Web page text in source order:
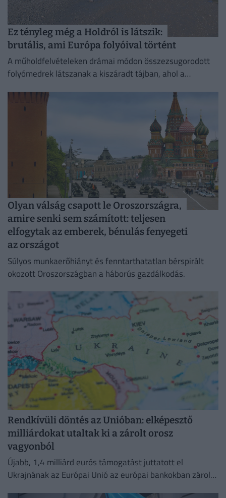
Ez tényleg még a Holdról is látszik:
brutális, ami Európa folyóival történt
A műholdfelvételeken drámai módon összezsugorodott
folyómedrek látszanak a kiszáradt tájban, ahol a
felszín alatti homokpadokat tárt fel.
Olyan válság csapott le Oroszországra,
amire senki sem számított: teljesen
elfogytak az emberek, bénulás fenyegeti
az országot
Súlyos munkaerőhiányt és fenntarthatatlan bérspirált
okozott Oroszországban a háborús gazdálkodás.
Rendkívüli döntés az Unióban: elképesztő
milliárdokat utaltak ki a zárolt orosz
vagyonból
Újabb, 1,4 milliárd eurós támogatást juttatott el
Ukrajnának az Európai Unió az európai bankokban zárolt